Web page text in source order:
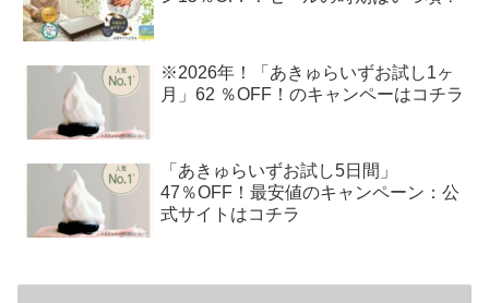
※2026年！「あきゅらいずお試し1ヶ
月」62 ％OFF！のキャンペーはコチラ
「あきゅらいずお試し5日間」
47％OFF！最安値のキャンペーン：公
式サイトはコチラ